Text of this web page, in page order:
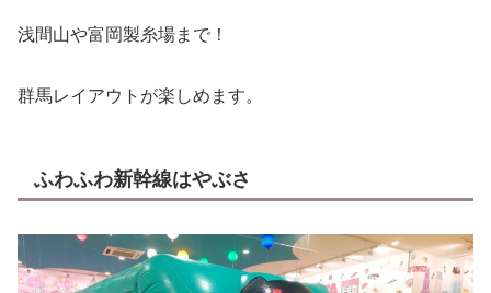
浅間山や富岡製糸場まで！
群馬レイアウトが楽しめます。
ふわふわ新幹線はやぶさ